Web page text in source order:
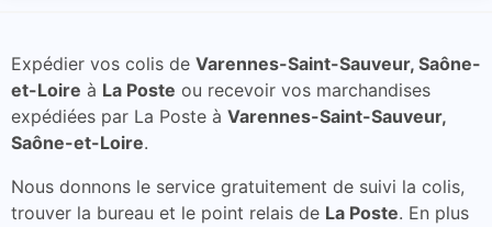
Expédier vos colis de Varennes-Saint-Sauveur, Saône-
et-Loire à La Poste ou recevoir vos marchandises
expédiées par La Poste à Varennes-Saint-Sauveur,
Saône-et-Loire.
Nous donnons le service gratuitement de suivi la colis,
trouver la bureau et le point relais de La Poste. En plus